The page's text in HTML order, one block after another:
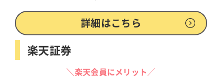
詳細はこちら
楽天証券
＼楽天会員にメリット／